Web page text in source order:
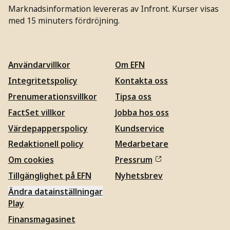
Marknadsinformation levereras av Infront. Kurser visas
med 15 minuters fördröjning.
Användarvillkor
Integritetspolicy
Prenumerationsvillkor
FactSet villkor
Värdepapperspolicy
Redaktionell policy
Om cookies
Tillgänglighet på EFN
Ändra datainställningar
Om EFN
Kontakta oss
Tipsa oss
Jobba hos oss
Kundservice
Medarbetare
Pressrum
Nyhetsbrev
Play
Finansmagasinet